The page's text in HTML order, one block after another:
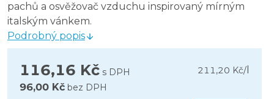
pachů a osvěžovač vzduchu inspirovaný mírným
italským vánkem.
Podrobný popis
116,16 Kč s DPH 211,20 Kč/
96,00 Kč bez DPH